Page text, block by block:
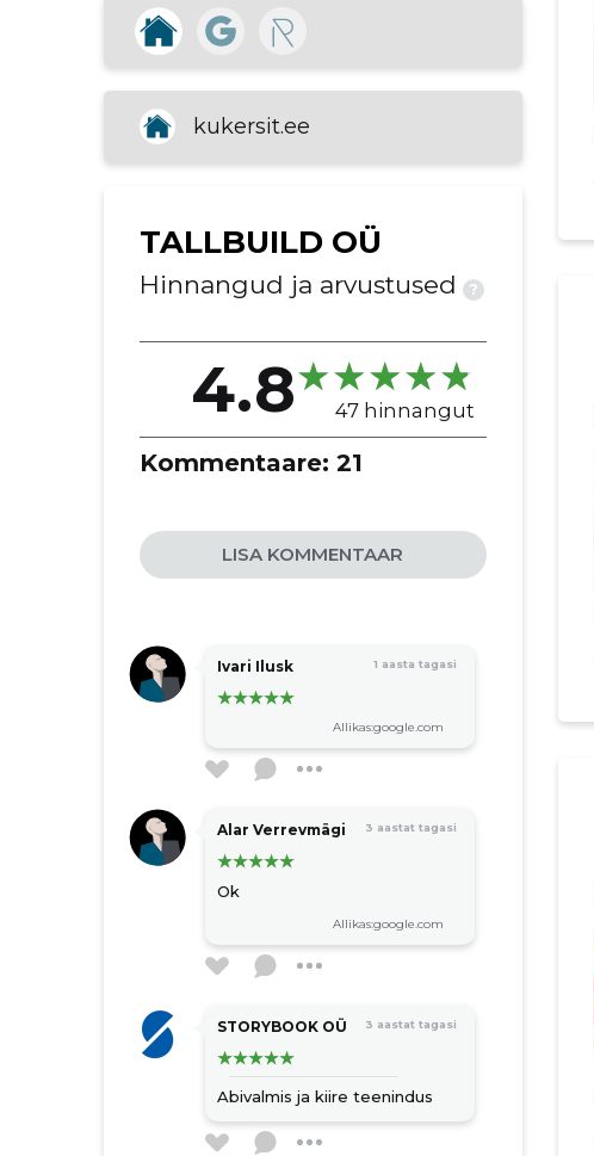
elektritööd
instalatsioonitööd
paigaldamine
aluste paigaldamine
fassaadide paigaldamine
põranda paigaldamine
lagi paigaldamine
küttesüsteemide paigaldamine
ventilatsioonisüsteemide
kanalisatsioonitööd
välisviimistlus
treppide ehitus
katusetööd
vundamenditööd
fassaaditööd
lae paigaldamine
kanalisatsioonitööd
ehitustööd
siseviimistlus
kukersit.ee
TALLBUILD OÜ
Hinnangud ja arvustused ?
4.8 47 hinnangut
Kommentaare: 21
LISA KOMMENTAAR
Ivari Ilusk 1 aasta tagasi
Allikas:google.com
Alar Verrevmägi 3 aastat tagasi
Ok
Allikas:google.com
STORYBOOK OÜ 3 aastat tagasi
Abivalmis ja kiire teenindus